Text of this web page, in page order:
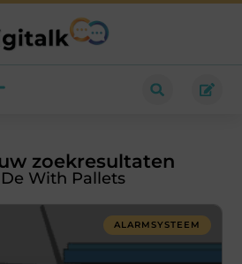
zoekresultaten
De With Pallets
ALARMSYSTEEM